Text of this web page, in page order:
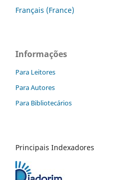
Français (France)
Informações
Para Leitores
Para Autores
Para Bibliotecários
Principais Indexadores